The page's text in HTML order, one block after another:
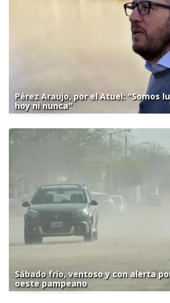
Pérez Araujo, por el Atuel: "Somos
hoy ni nunca"
Sábado frío, ventoso y con alerta
oeste pampeano